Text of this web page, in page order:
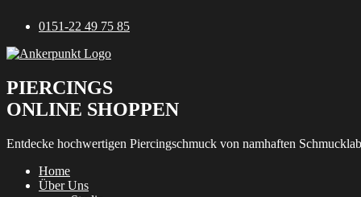
Inhalt
0151-22 49 75 85
PIERCINGS
ONLINE SHOPPEN
Entdecke hochwertigen Piercingschmuck von namhaften
Home
Über Uns